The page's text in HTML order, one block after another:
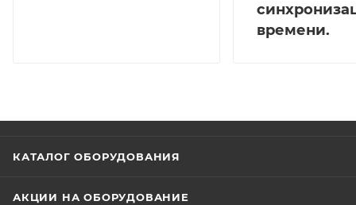
времени.
КАТАЛОГ ОБОРУДОВАНИЯ
АКЦИИ НА ОБОРУДОВАНИЕ